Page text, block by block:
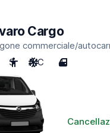
Cargo
commerciale/
3 A/C 4